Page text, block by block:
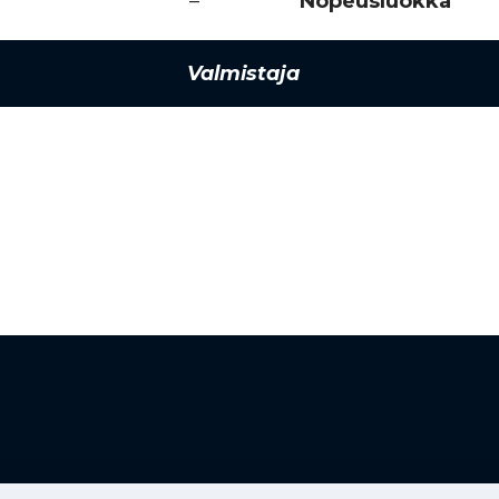
Valmistaja